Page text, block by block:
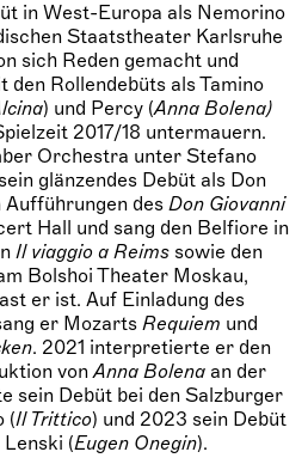
in West-Europa als Nemorino
Staatstheater Karlsruhe
sich Reden gemacht und
den Rollendebüts als Tamino
) und Percy (Anna Bolena)
2017/18 untermauern.
Orchestra unter Stefano
glänzendes Debüt als Don
desDon Giovanni
Hall und sang den Belfiore in
Il viaggio a Reims sowie den
Bolshoi Theater Moskau,
er ist. Auf Einladung des
er Mozarts Requiem und
. 2021 interpretierte er den
vonAnna Bolena an der
sein Debüt bei den Salzburger
(Il Trittico) und 2023 sein Debüt
(Eugen Onegin).